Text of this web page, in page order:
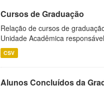
Cursos de Graduação
Relação de cursos de
Unidade Acadêmica
CSV
Alunos Concluídos da